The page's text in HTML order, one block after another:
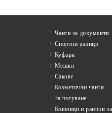
Чанти за документи
Спортни раници
Куфари
Мешки
Сакове
Козметични чанти
За пътуване
Кошници и раници